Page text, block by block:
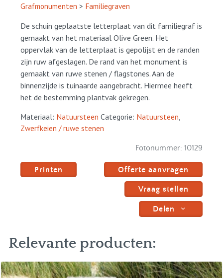
Grafmonumenten > Familiegraven
De schuin geplaatste letterplaat van dit familiegraf is
gemaakt van het materiaal Olive Green. Het
oppervlak van de letterplaat is gepolijst en de randen
zijn ruw afgeslagen. De rand van het monument is
gemaakt van ruwe stenen / flagstones. Aan de
binnenzijde is tuinaarde aangebracht. Hiermee heeft
het de bestemming plantvak gekregen.
Materiaal: Natuursteen Categorie: Natuursteen
Zwerfkeien / ruwe stenen
Fotonummer: 10129
Offerte aanvragen
Vraag stellen
Delen
Printen
Relevante producten: